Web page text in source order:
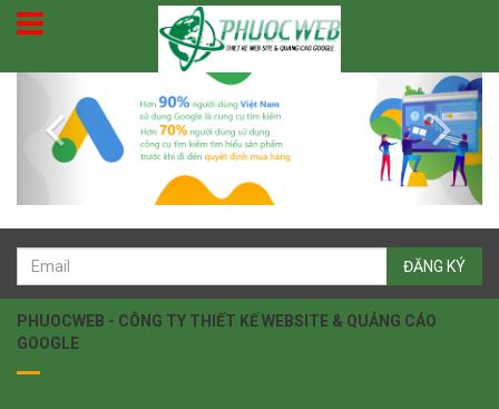
ĐĂNG KÝ
PHUOCWEB - CÔNG TY THIẾT KẾ WEBSITE & QUẢNG CÁO
GOOGLE